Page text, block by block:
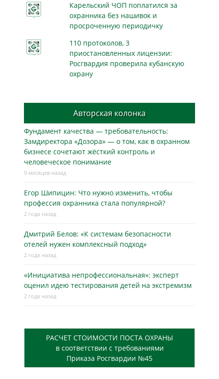
Карельский ЧОП поплатился за
охранника без нашивок и
просроченную периодичку
110 протоколов, 3
приостановленных лицензии:
Росгвардия проверила кубанскую
охрану
Авторская колонка
Фундамент качества — требовательность:
Замдиректора «Дозора» — о том, как в охранном
бизнесe сочетают жёсткий контроль и
человеческое понимание
9 месяцев назад
Егор Шипицин: Что нужно изменить, чтобы
профессия охранника стала популярной?
2 года назад
Дмитрий Белов: «К системам безопасности
отелей нужен комплексный подход»
2 года назад
«Инициатива непрофессиональная»: эксперт
оценил идею тестирования детей на экстремизм
2 года назад
РАСЧЕТ СТОИМОСТИ ПОСТА ОХРАНЫ
в соответствии с требованиями
Приказа Росгвардии №45